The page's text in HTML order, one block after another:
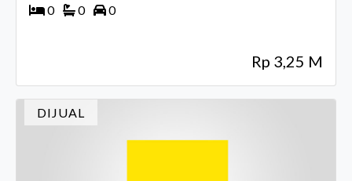
0
0 0
Rp 3,25 M
DIJUAL